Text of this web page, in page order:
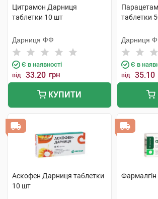
Цитрамон Дарниця
таблетки 10 шт
Дарниця ФФ
Є в наявності
від 33.20 грн
КУПИТИ
таблетки
Дарниця
Є в
від 35.10
Аскофен Дарниця таблетки
10 шт
Фармалгін